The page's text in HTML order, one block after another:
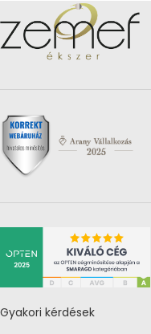
Gyakori kérdések